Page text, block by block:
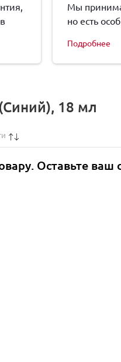
Мы
но есть
Подробнее
18 мл
Оставьте ваш